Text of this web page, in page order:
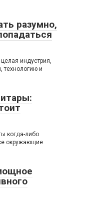
разумно,
индустрия,
технологию и
когда-либо
окружающие